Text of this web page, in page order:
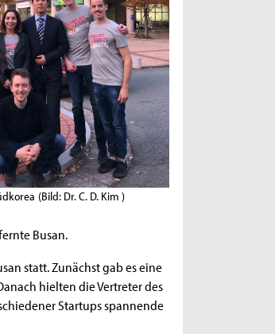
(Bild: Dr. C. D. Kim )
Busan.
statt. Zunächst gab es eine
hielten die Vertreter des
Startups spannende